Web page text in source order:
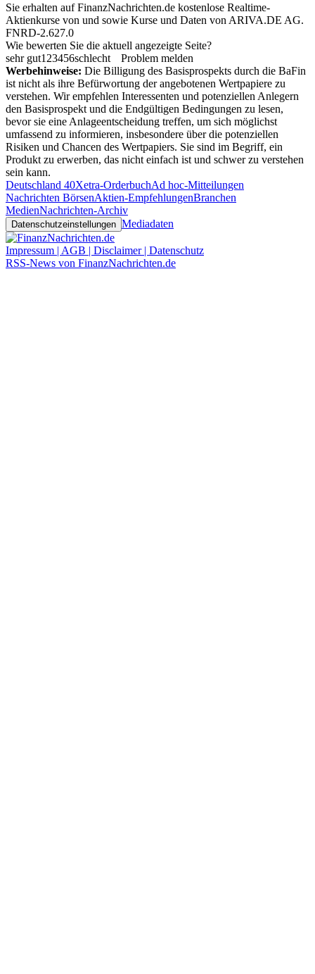
Sie erhalten auf FinanzNachrichten.de kostenlose Realtime-
Aktienkurse von und sowie Kurse und Daten von ARIVA.DE AG.
FNRD-2.627.0
Wie bewerten Sie die aktuell angezeigte Seite?
sehr gut1 23456schlecht
Problem melden
Werbehinweise: Die Billigung des Basisprospekts durch die BaFin
ist nicht als ihre Befürwortung der angebotenen Wertpapiere zu
verstehen. Wir empfehlen Interessenten und potenziellen Anlegern
den Basisprospekt und die Endgültigen Bedingungen zu lesen,
bevor sie eine Anlageentscheidung treffen, um sich möglichst
umfassend zu informieren, insbesondere über die potenziellen
Risiken und Chancen des Wertpapiers. Sie sind im Begriff, ein
Produkt zu erwerben, das nicht einfach ist und schwer zu verstehen
sein kann.
Deutschland 40Xetra-OrderbuchAd hoc-Mitteilungen
Nachrichten BörsenAktien-EmpfehlungenBranchen
MedienNachrichten-Archiv
Datenschutzeinstellungen Mediadaten
Impressum | AGB | Disclaimer | Datenschutz
RSS-News von FinanzNachrichten.de